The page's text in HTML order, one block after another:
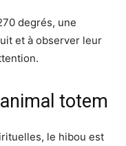
degrés, une
et à observer leur
totem
le hibou est